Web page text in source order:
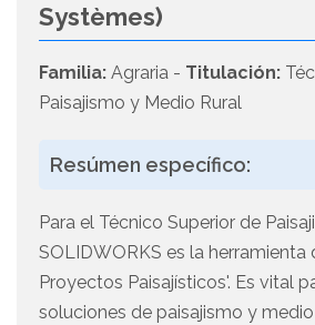
Systèmes)
Familia: Agraria - Titulación:
Paisajismo y Medio Rural
Resúmen específico:
Para el Técnico Superior de
SOLIDWORKS es la herramienta
Proyectos Paisajísticos'. Es vital
soluciones de paisajismo y medio